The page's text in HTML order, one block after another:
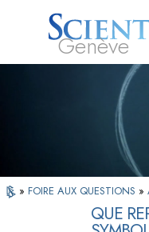
Genève
Qu’est-ce
» FOIRE AUX QUESTIONS »
QUE